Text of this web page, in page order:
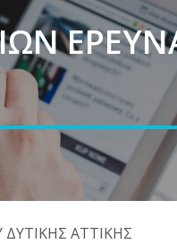
ΑΤΤΙΚΗΣ